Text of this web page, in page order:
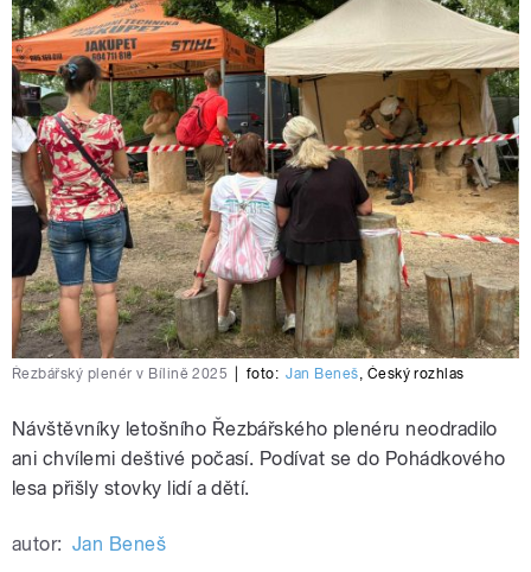
Řezbářský plenér v Bílině 2025 foto: Jan Beneš, Český rozhlas
Návštěvníky letošního Řezbářského plenéru neodradilo
ani chvílemi deštivé počasí. Podívat se do Pohádkového
lesa přišly stovky lidí a dětí.
autor: Jan Beneš